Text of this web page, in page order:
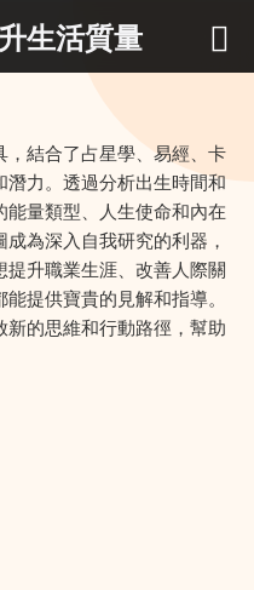
生活質量
，結合了占星學、易經、卡
力。透過分析出生時間和
量類型、人生使命和內在
為深入自我研究的利器，
升職業生涯、改善人際關
提供寶貴的見解和指導。
的思維和行動路徑，幫助